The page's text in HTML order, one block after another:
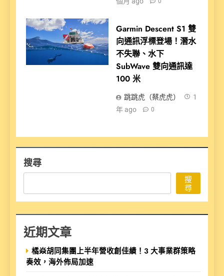
Garmin Descent S1 雙
向通訊浮標登場！潛水
不失聯、水下
SubWave 雙向通訊達
100 米
跳跳虎（蔡虎虎）
1
年 ago
0
搜尋
搜
尋
近期文章
橘焱胡同集團上半年營收創佳績！3 大事業群策略
奏效，海外佈局加速